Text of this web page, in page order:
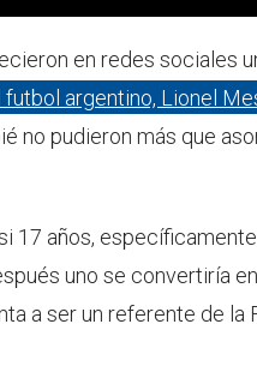
en redes sociales
futbol argentino, Lionel
no pudieron más que
17 años,
uno se convertiría
a ser un referente de la